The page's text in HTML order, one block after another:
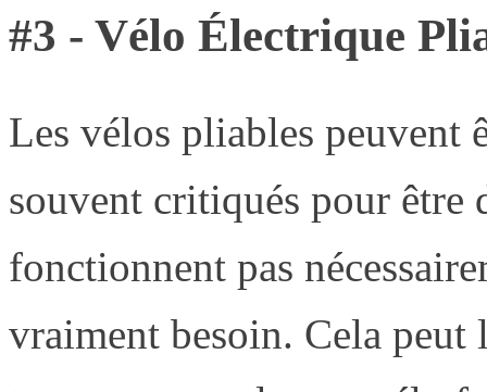
#3 - Vélo Électrique
Les vélos pliables peuvent
souvent critiqués pour être
fonctionnent pas
vraiment besoin. Cela peut